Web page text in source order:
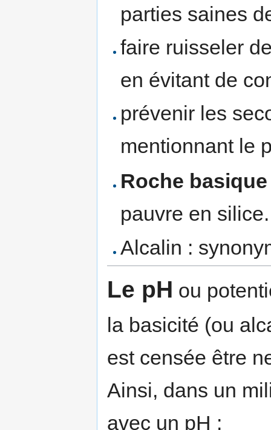
parties saines
faire ruisseler
en évitant de
prévenir les
mentionnant le
Roche basique
pauvre en silice.
Alcalin :
Le pH ou
la basicité (ou
est censée être
Ainsi, dans un
avec un pH :